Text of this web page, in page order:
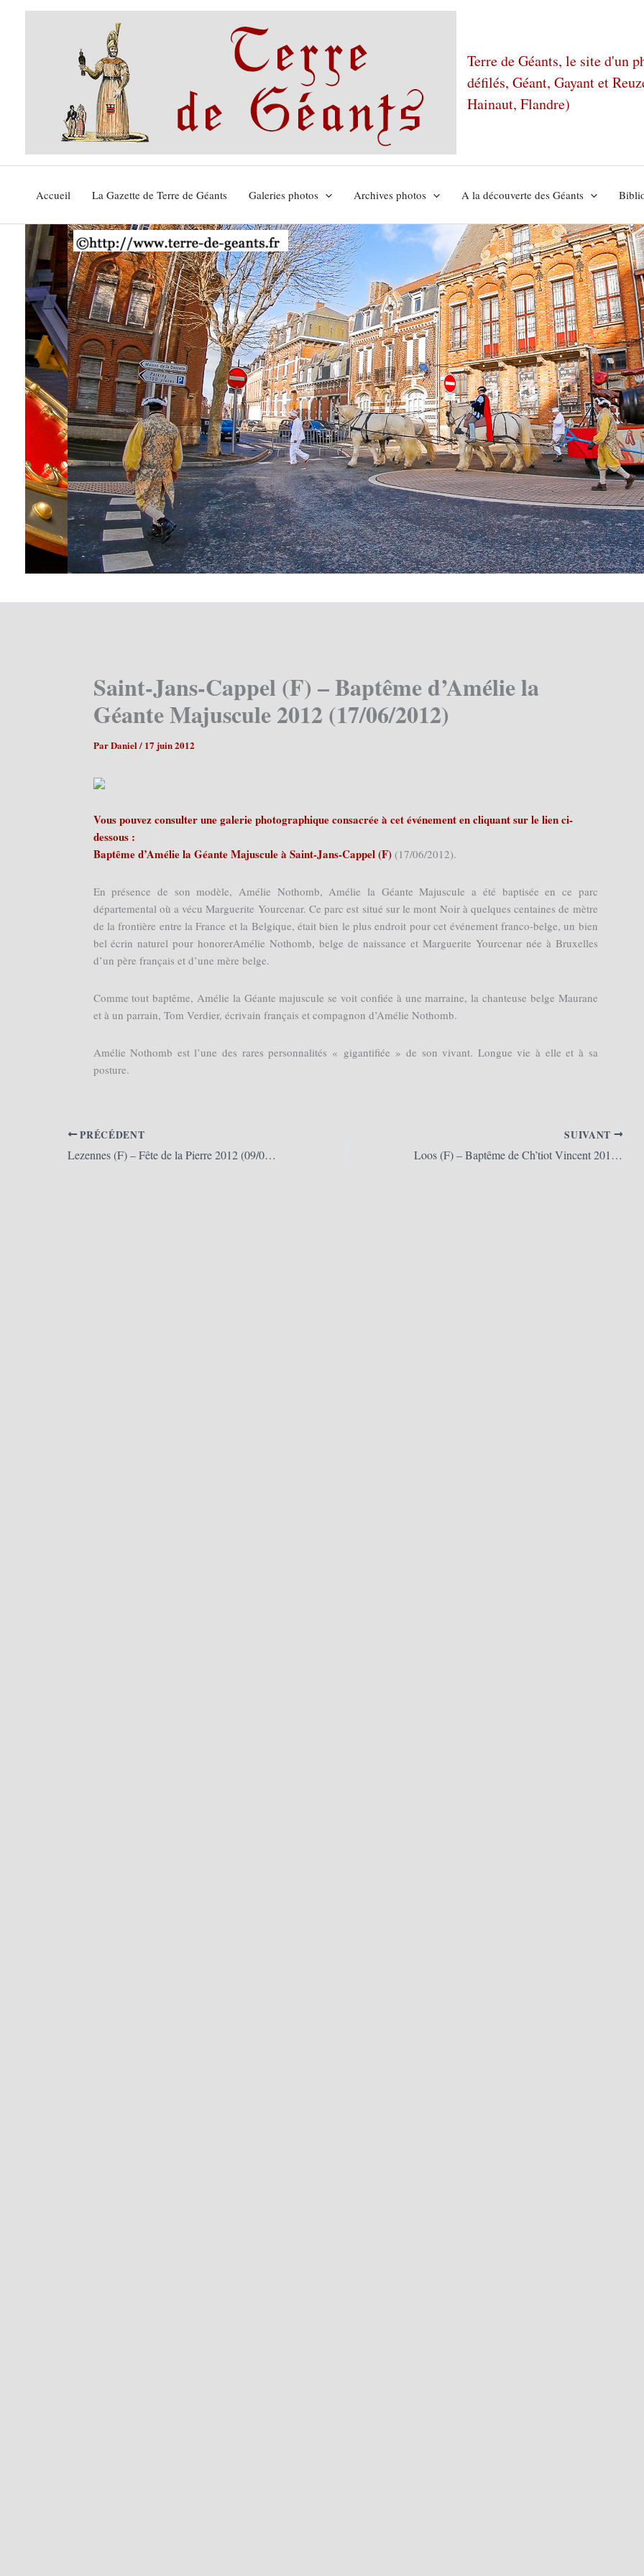
Terre de Géants, le site d'un
défilés, Géant, Gayant et
Hainaut, Flandre)
Accueil La Gazette de Terre de Géants Galeries photos Archives photos A la découverte des Géants
Saint-Jans-Cappel (F) – Baptême d’Amélie la
Géante Majuscule 2012 (17/06/2012)
ParDaniel / 17 juin 2012
Vous pouvez consulter une galerie photographique consacrée à cet événement en cliquant sur le lien ci-
dessous :
Baptême d’Amélie la Géante Majuscule à Saint-Jans-Cappel (F)(17/06/2012).
En présence de son modèle, Amélie Nothomb, Amélie la Géante Majuscule a été baptisée en ce parc
départemental où a vécu Marguerite Yourcenar. Ce parc est situé sur le mont Noir à quelques centaines de mètre
de la frontière entre la France et la Belgique, était bien le plus endroit pour cet événement franco-belge, un bien
bel écrin naturel pour honorerAmélie Nothomb, belge de naissance et Marguerite Yourcenar née à Bruxelles
d’un père français et d’une mère belge.
Comme tout baptême, Amélie la Géante majuscule se voit confiée à une marraine, la chanteuse belge Maurane
et à un parrain, Tom Verdier, écrivain français et compagnon d’Amélie Nothomb.
Amélie Nothomb est l’une des rares personnalités « gigantifiée » de son vivant. Longue vie à elle et à sa
posture.
PRÉCÉDENT
Lezennes (F) – Fête de la Pierre 2012 (09/06/2012)
SUIVANT
Loos (F) – Baptême de Ch’tiot Vincent 2012 (30/06/2012)